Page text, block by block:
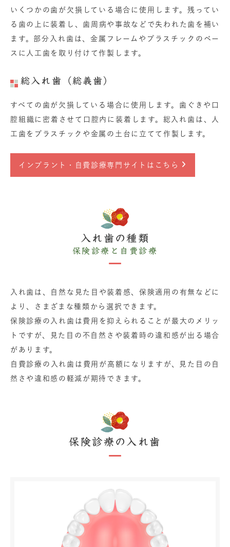
いくつかの歯が欠損している場合に使用します。残ってい
る歯の上に装着し、歯周病や事故などで失われた歯を補い
ます。部分入れ歯は、金属フレームやプラスチックのベー
スに人工歯を取り付けて作製します。
総入れ歯（総義歯）
すべての歯が欠損している場合に使用します。歯ぐきや口
腔組織に密着させて口腔内に装着します。総入れ歯は、人
工歯をプラスチックや金属の土台に立てて作製します。
インプラント・自費診療専門サイトはこちら
入れ歯の種類
保険診療と自費診療
入れ歯は、自然な見た目や装着感、保険適用の有無などに
より、さまざまな種類から選択できます。
保険診療の入れ歯は費用を抑えられることが最大のメリッ
トですが、見た目の不自然さや装着時の違和感が出る場合
があります。
自費診療の入れ歯は費用が高額になりますが、見た目の自
然さや違和感の軽減が期待できます。
保険診療の入れ歯